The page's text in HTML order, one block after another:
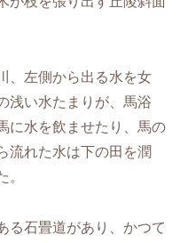
、左側から出る水を女
浅い水たまりが、馬浴
に水を飲ませたり、馬の
流れた水は下の田を潤
。
る石畳道があり、かつて